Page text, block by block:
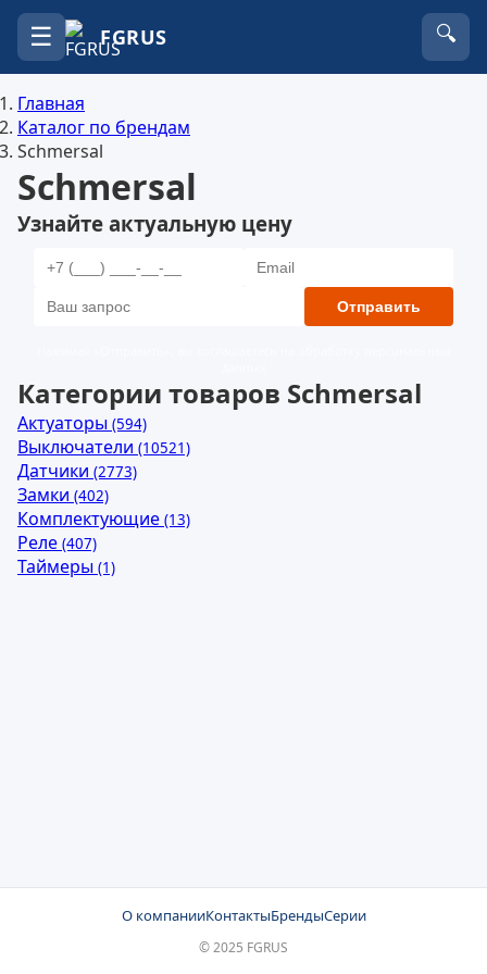
☰ FGRUS 🔍
Главная
Каталог по брендам
Schmersal
Schmersal
Узнайте актуальную цену
Отправить
Категории товаров Schmersal
Актуаторы (594)
Выключатели (10521)
Датчики (2773)
Замки (402)
Комплектующие (13)
Реле (407)
Таймеры (1)
О компанииКонтактыБрендыСерии
© 2025 FGRUS